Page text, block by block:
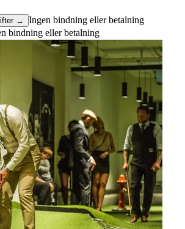
→
Ingen bindning eller betalning
bindning eller betalning